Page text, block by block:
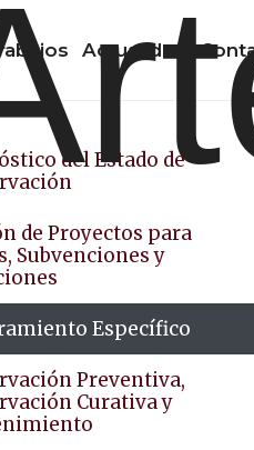
Actualidad
del Estado de
de Proyectos para
Subvenciones y
Específico
Preventiva,
Curativa y